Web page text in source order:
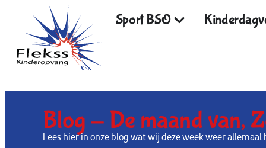
Sport BSO
Blog - De maand van,
Lees hier in onze blog wat wij deze week weer